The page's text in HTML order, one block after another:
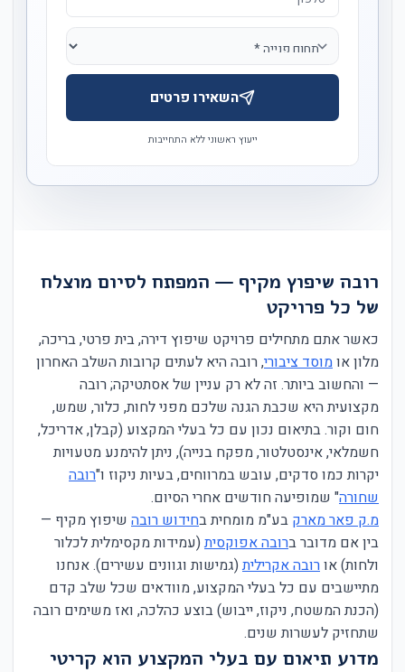
השאירו פרטים
ייעוץ ראשוני ללא התחייבות
רובה שיפוץ מקיף — המפתח לסיום מוצלח
של כל פרויקט
כאשר אתם מתחילים פרויקט שיפוץ דירה, בית פרטי, בריכה,
מלון אומוסד ציבורי, רובה היא לעתים קרובות השלב האחרון
— והחשוב ביותר. זה לא רק עניין של אסתטיקה; רובה
מקצועית היא שכבת הגנה שלכם מפני לחות, כלור, שמש,
חום וקור. בתיאום נכון עם כל בעלי המקצוע (קבלן, אדריכל,
חשמלאי, אינסטלטור, מפקח בנייה), ניתן להימנע מטעויות
יקרות כמו סדקים, עובש במרווחים, בעיות ניקוז ו"רובה
שחורה" שמופיעה חודשים אחרי הסיום.
מ.ק פאר מארק בע"מ מומחית בחידוש רובה שיפוץ מקיף —
בין אם מדובר ברובה אפוקסית(עמידות מקסימלית לכלור
ולחות) אורובה אקרילית(גמישות וגוונים עשירים). אנחנו
מתיישבים עם כל בעלי המקצוע, מוודאים שכל שלב קדם
(הכנת המשטח, ניקוז, ייבוש) בוצע כהלכה, ואז משימים רובה
שתחזיק לעשרות שנים.
מדוע תיאום עם בעלי המקצוע הוא קריטי